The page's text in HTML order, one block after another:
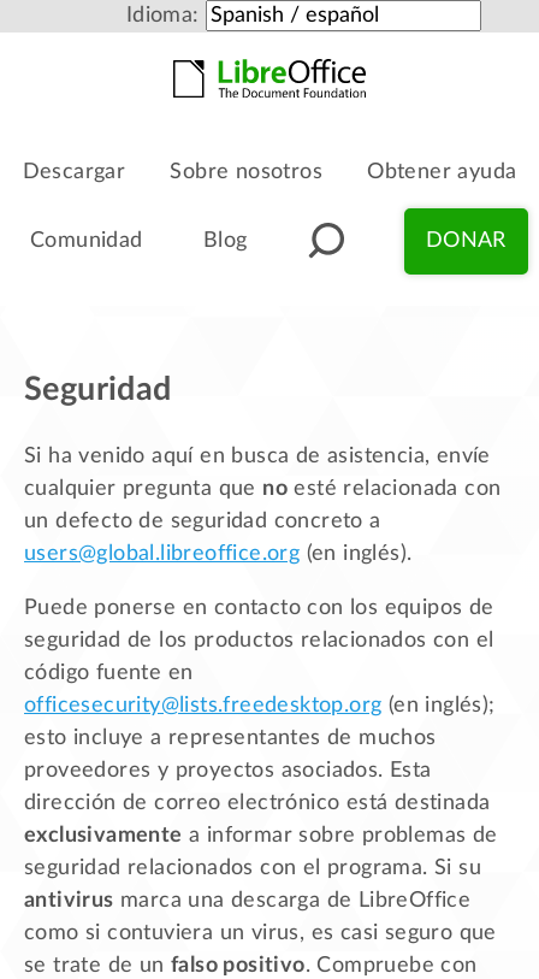
Idioma:
Descargar Sobre nosotros Obtener ayuda
Comunidad Blog DONAR
Seguridad
Si ha venido aquí en busca de asistencia, envíe
cualquier pregunta que no esté relacionada con
un defecto de seguridad concreto a
users@global.libreoffice.org (en inglés).
Puede ponerse en contacto con los equipos de
seguridad de los productos relacionados con el
código fuente en
officesecurity@lists.freedesktop.org (en inglés);
esto incluye a representantes de muchos
proveedores y proyectos asociados. Esta
dirección de correo electrónico está destinada
exclusivamente a informar sobre problemas de
seguridad relacionados con el programa. Si su
antivirus marca una descarga de LibreOffice
como si contuviera un virus, es casi seguro que
se trate de unfalso positivo. Compruebe con